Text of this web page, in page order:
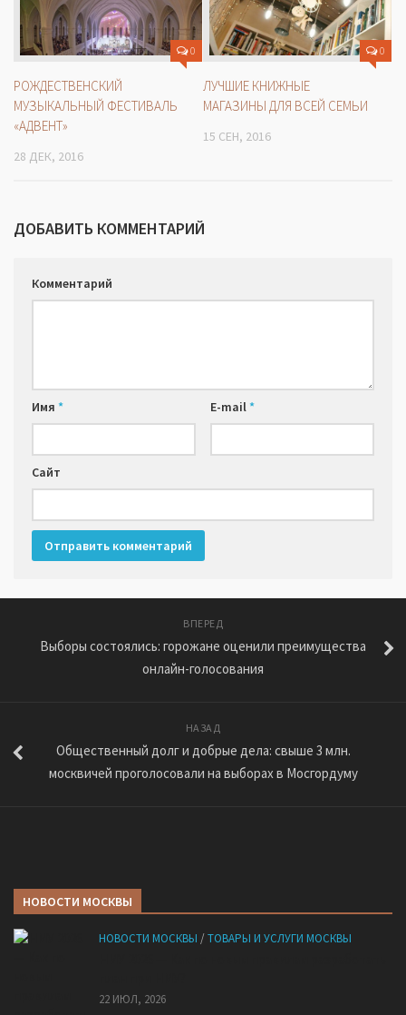
0
РОЖДЕСТВЕНСКИЙ
МУЗЫКАЛЬНЫЙ ФЕСТИВАЛЬ
«АДВЕНТ»
28 ДЕК, 2016
0
ЛУЧШИЕ КНИЖНЫЕ
МАГАЗИНЫ ДЛЯ ВСЕЙ СЕМЬИ
15 СЕН, 2016
ДОБАВИТЬ КОММЕНТАРИЙ
Комментарий
Имя * E-mail*
Сайт
ВПЕРЕД
Выборы состоялись: горожане оценили преимущества
онлайн-голосования
НАЗАД
Общественный долг и добрые дела: свыше 3 млн.
москвичей проголосовали на выборах в Мосгордуму
НОВОСТИ МОСКВЫ
НОВОСТИ МОСКВЫ /ТОВАРЫ И УСЛУГИ МОСКВЫ
22 ИЮЛ, 2026